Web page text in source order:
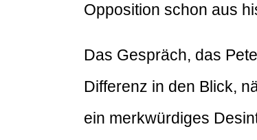
Opposition schon aus
Das Gespräch, das
Differenz in den Blick,
ein merkwürdiges